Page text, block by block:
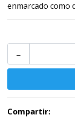
enmarcado como
-
Compartir: